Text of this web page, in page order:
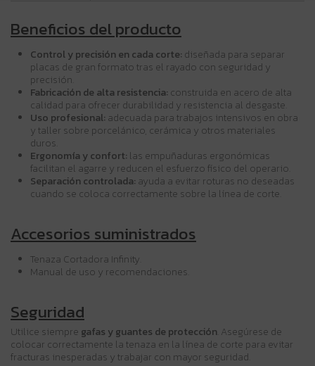
Beneficios del producto
Control y precisión en cada corte: diseñada para separar
placas de gran formato tras el rayado con seguridad y
precisión.
Fabricación de alta resistencia: construida en acero de alta
calidad para ofrecer durabilidad y resistencia al desgaste.
Uso profesional: adecuada para trabajos intensivos en obra
y taller sobre porcelánico, cerámica y otros materiales
duros.
Ergonomía y confort: las empuñaduras ergonómicas
facilitan el agarre y reducen el esfuerzo físico del operario.
Separación controlada: ayuda a evitar roturas no deseadas
cuando se coloca correctamente sobre la línea de corte.
Accesorios suministrados
Tenaza Cortadora Infinity.
Manual de uso y recomendaciones.
Seguridad
Utilice siempre gafas y guantes de protección . Asegúrese de
colocar correctamente la tenaza en la línea de corte para evitar
fracturas inesperadas y trabajar con mayor seguridad.